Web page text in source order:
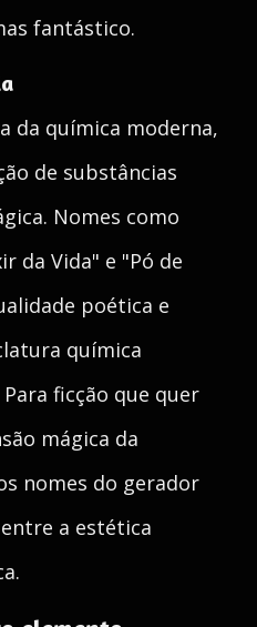
fantástico.
da química moderna,
de substâncias
Nomes como
da Vida" e "Pó de
poética e
química
ficção que quer
mágica da
nomes do gerador
a estética